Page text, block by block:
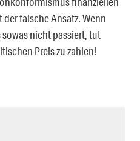
falsche Ansatz. Wenn
nicht passiert, tut
Preis zu zahlen!